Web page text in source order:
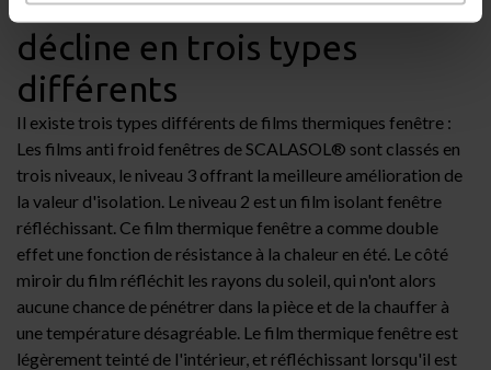
décline en trois types
différents
Il existe trois types différents de films thermiques fenêtre :
Les films anti froid fenêtres deSCALASOL® sont classés en
trois niveaux, le niveau 3 offrant la meilleure amélioration de
la valeur d'isolation. Le niveau 2 est un film isolant fenêtre
réfléchissant. Ce film thermique fenêtre a comme double
effet une fonction de résistance à la chaleur en été. Le côté
miroir du film réfléchit les rayons du soleil, qui n'ont alors
aucune chance de pénétrer dans la pièce et de la chauffer à
une température désagréable. Le film thermique fenêtre est
légèrement teinté de l'intérieur, et réfléchissant lorsqu'il est